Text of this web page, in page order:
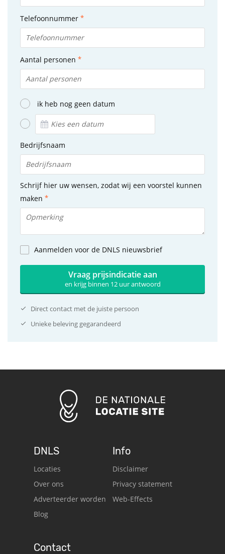
Telefoonnummer
Aantal personen
ik heb nog geen datum
Bedrijfsnaam
Schrijf hier uw wensen, zodat wij een voorstel kunnen
maken
Aanmelden voor de DNLS nieuwsbrief
Vraag prijsindicatie aan
en krijg binnen 12 uur antwoord
Direct contact met de juiste persoon
Unieke beleving gegarandeerd
DNLS
Locaties
Over ons
Adverteerder worden
Blog
Info
Disclaimer
Privacy statement
Web-Effects
Contact